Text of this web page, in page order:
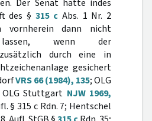
Der Senat hätte indes
des § 315 c Abs. 1 Nr. 2
vornherein dann nicht
wenn der
durch eine in
gesichert
VRS 66 (1984), 135; OLG
OLG Stuttgart NJW 1969,
§ 315 c Rdn. 7; Hentschel